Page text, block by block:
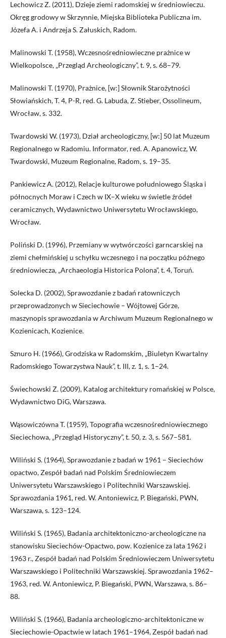
Lechowicz Z. (2011), Dzieje ziemi radomskiej w średniowieczu.
Okręg grodowy w Skrzynnie, Miejska Biblioteka Publiczna im.
Józefa A. i Andrzeja S. Załuskich, Radom.
Malinowski T. (1958), Wczesnośredniowieczne prażnice w
Wielkopolsce, „Przegląd Archeologiczny”, t. 9, s. 68–79.
Malinowski T. (1970), Prażnice, [w:] Słownik Starożytności
Słowiańskich, T. 4, P-R, red. G. Labuda, Z. Stieber, Ossolineum,
Wrocław, s. 332.
Twardowski W. (1973), Dział archeologiczny, [w:] 50 lat Muzeum
Regionalnego w Radomiu. Informator, red. A. Apanowicz, W.
Twardowski, Muzeum Regionalne, Radom, s. 19–35.
Pankiewicz A. (2012), Relacje kulturowe południowego Śląska i
północnych Moraw i Czech w IX–X wieku w świetle źródeł
ceramicznych, Wydawnictwo Uniwersytetu Wrocławskiego,
Wrocław.
Poliński D. (1996), Przemiany w wytwórczości garncarskiej na
ziemi chełmińskiej u schyłku wczesnego i na początku późnego
średniowiecza, „Archaeologia Historica Polona”, t. 4, Toruń.
Solecka D. (2002), Sprawozdanie z badań ratowniczych
przeprowadzonych w Sieciechowie – Wójtowej Górze,
maszynopis sprawozdania w Archiwum Muzeum Regionalnego w
Kozienicach, Kozienice.
Sznuro H. (1966), Grodziska w Radomskim, „Biuletyn Kwartalny
Radomskiego Towarzystwa Nauk”, t. III, z. 1, s. 1–24.
Świechowski Z. (2009), Katalog architektury romańskiej w Polsce,
Wydawnictwo DiG, Warszawa.
Wąsowiczówna T. (1959), Topografia wczesnośredniowiecznego
Sieciechowa, „Przegląd Historyczny”, t. 50, z. 3, s. 567–581.
Wiliński S. (1964), Sprawozdanie z badań w 1961 – Sieciechów
opactwo, Zespół badań nad Polskim Średniowieczem
Uniwersytetu Warszawskiego i Politechniki Warszawskiej.
Sprawozdania 1961, red. W. Antoniewicz, P. Biegański, PWN,
Warszawa, s. 123–124.
Wiliński S. (1965), Badania architektoniczno-archeologiczne na
stanowisku Sieciechów-Opactwo, pow. Kozienice za lata 1962 i
1963 r., Zespół badań nad Polskim Średniowieczem Uniwersytetu
Warszawskiego i Politechniki Warszawskiej. Sprawozdania 1962–
1963, red. W. Antoniewicz, P. Biegański, PWN, Warszawa, s. 86–
88.
Wiliński S. (1966), Badania archeologiczno-architektoniczne w
Sieciechowie-Opactwie w latach 1961–1964, Zespół badań nad